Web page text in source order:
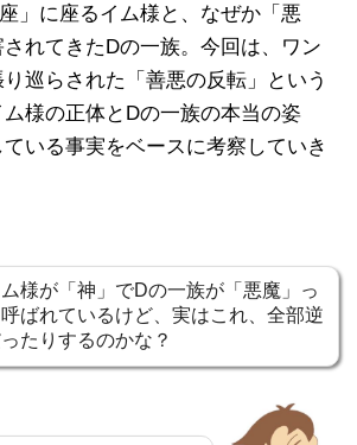
」に座るイム様と、なぜか「悪
れてきたDの一族。今回は、ワン
巡らされた「善悪の反転」という
様の正体とDの一族の本当の姿
いる事実をベースに考察していき
様が「神」でDの一族が「悪魔」っ
ばれているけど、実はこれ、全部逆
たりするのかな？